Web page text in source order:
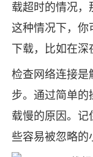
载超时的情况，
这种情况下，你
下载，比如在深
检查网络连接是
步。通过简单的
载慢的原因。记
些容易被忽略的